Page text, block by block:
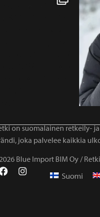
on suomalainen retkeily-
joka palvelee kaikkia
Blue Import BIM Oy /
Suomi